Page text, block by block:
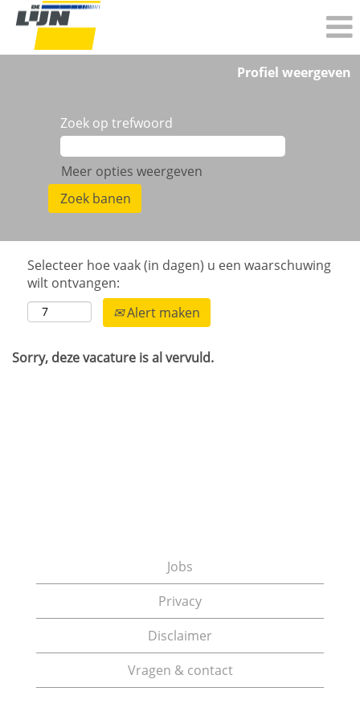
Profiel weergeven
Zoek op trefwoord
Meer opties weergeven
Selecteer hoe vaak (in dagen) u een waarschuwing
wilt ontvangen:
Alert maken
Sorry, deze vacature is al vervuld.
Jobs
Privacy
Disclaimer
Vragen & contact